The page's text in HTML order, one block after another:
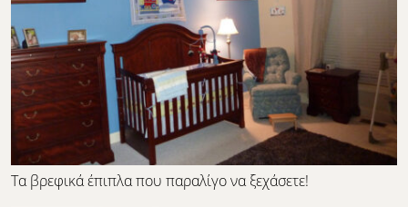
Τα βρεφικά έπιπλα που παραλίγο να ξεχάσετε!